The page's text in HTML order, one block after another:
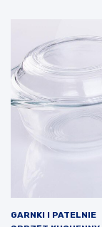
GARNKI I PATELNIE